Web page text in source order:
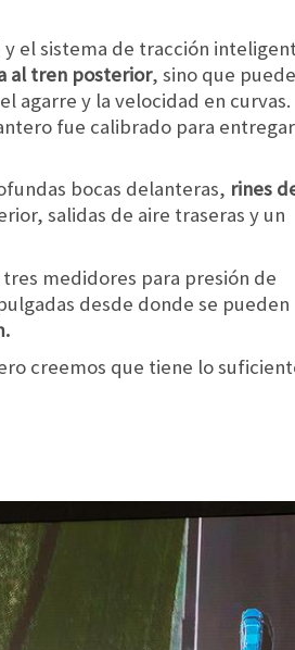
el sistema de tracción
al tren posterior, sino que puede
agarre y la velocidad en curvas.
fue calibrado para entregar
bocas delanteras, rines
salidas de aire traseras y un
medidores para presión de
desde donde se pueden
creemos que tiene lo